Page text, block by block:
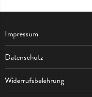
Impressum
Datenschutz
Widerrufsbelehrung